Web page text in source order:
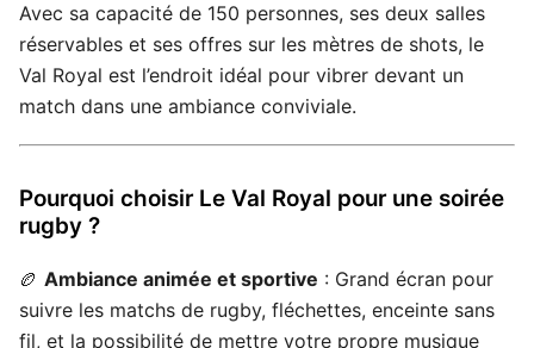
Avec sa capacité de 150 personnes, ses deux salles
réservables et ses offres sur les mètres de shots, le
Val Royal est l’endroit idéal pour vibrer devant un
match dans une ambiance conviviale.
Pourquoi choisir Le Val Royal pour une soirée
rugby ?
🏉 Ambiance animée et sportive : Grand écran pour
suivre les matchs de rugby, fléchettes, enceinte sans
fil, et la possibilité de mettre votre propre musique